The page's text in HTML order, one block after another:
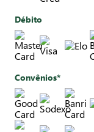
Débito
Convênios*